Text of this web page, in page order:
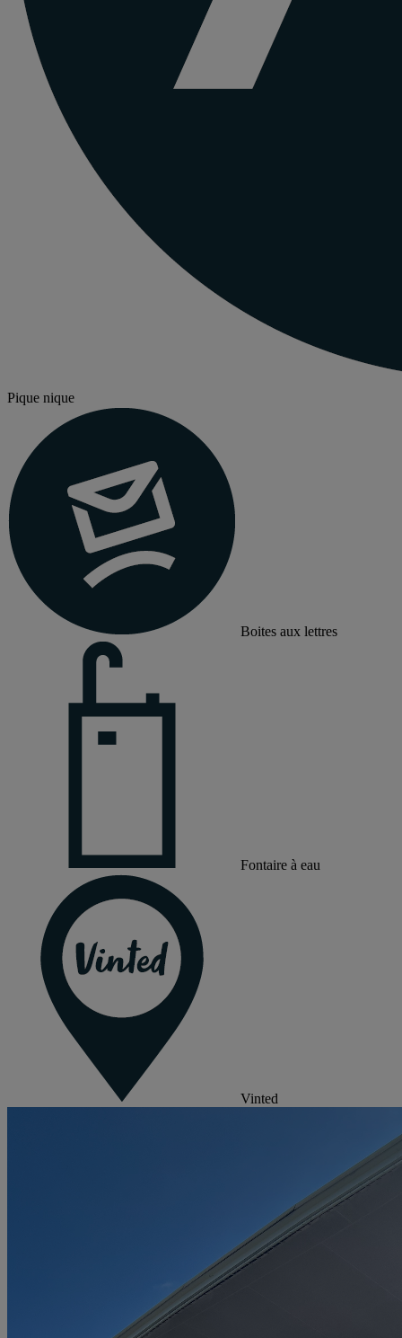
Pique nique
Boites aux lettres
Fontaire à eau
Vinted